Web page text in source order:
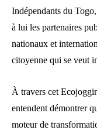
Indépendants du
à lui les partenaires
nationaux et
citoyenne qui se veut
À travers cet
entendent démontrer
moteur de